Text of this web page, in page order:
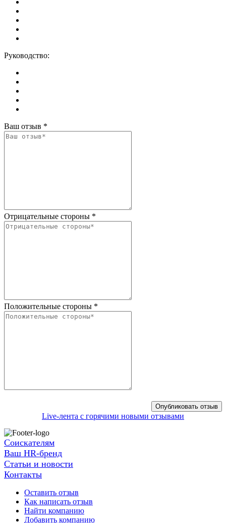
Руководство:
Ваш отзыв *
Отрицательные стороны *
Положительные стороны *
Live-лента с горячими новыми отзывами
Соискателям
Ваш HR-бренд
Статьи и новости
Контакты
Оставить отзыв
Как написать отзыв
Найти компанию
Добавить компанию